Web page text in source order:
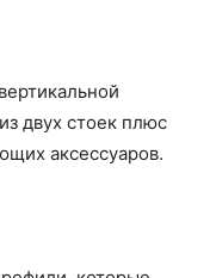
двух стоек плюс
аксессуаров.